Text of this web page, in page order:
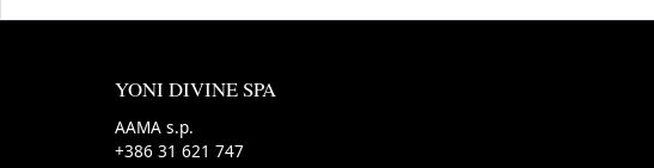
YONI DIVINE SPA
AAMA s.p.
+386 31 621 747